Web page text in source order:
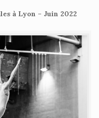
à Lyon – Juin 2022